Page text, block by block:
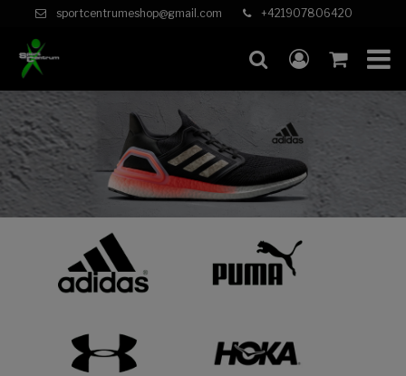
sportcentrumeshop@gmail.com +421907806420